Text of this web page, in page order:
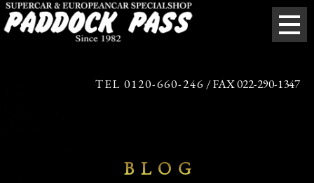
TEL 0120-660-246 / FAX 022-290-1347
BLOG